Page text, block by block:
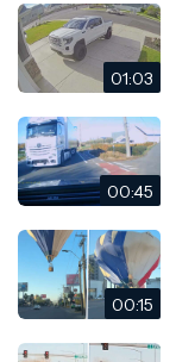
01:03
00:45
00:15